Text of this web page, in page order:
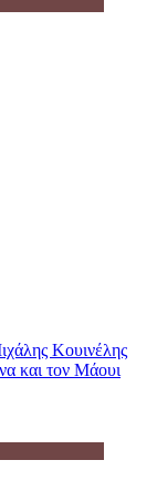
Κουινέλης
και τον Μάουι